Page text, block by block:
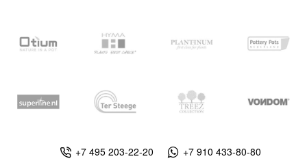
+7 495 203-22-20 +7 910 433-80-80